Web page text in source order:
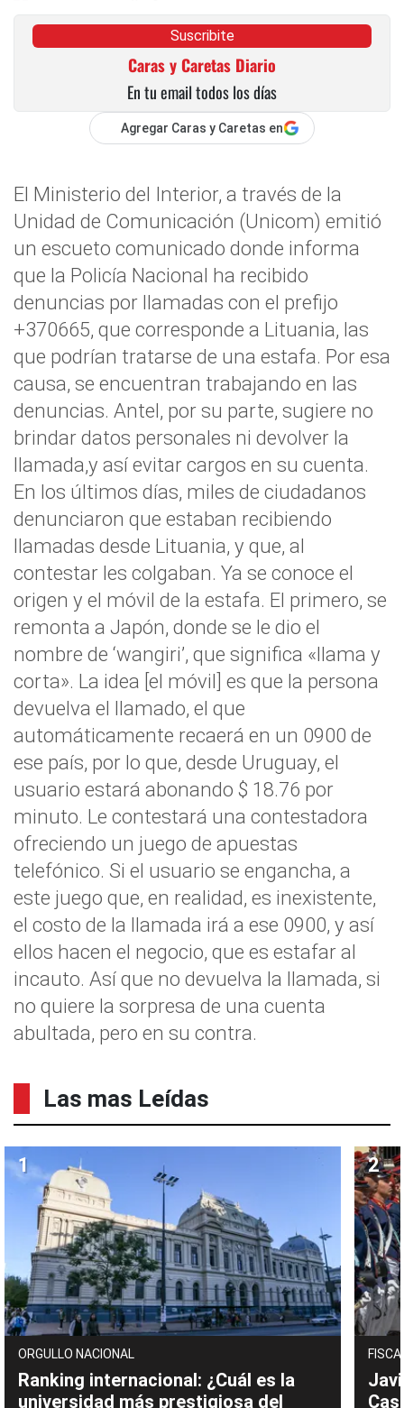
Suscribite
Caras y Caretas Diario
En tu email todos los días
Agregar Caras y Caretas en
El Ministerio del Interior, a través de la
Unidad de Comunicación (Unicom) emitió
un escueto comunicado donde informa
que la Policía Nacional ha recibido
denuncias por llamadas con el prefijo
+370665, que corresponde a Lituania, las
que podrían tratarse de una estafa. Por esa
causa, se encuentran trabajando en las
denuncias. Antel, por su parte, sugiere no
brindar datos personales ni devolver la
llamada,y así evitar cargos en su cuenta.
En los últimos días, miles de ciudadanos
denunciaron que estaban recibiendo
llamadas desde Lituania, y que, al
contestar les colgaban. Ya se conoce el
origen y el móvil de la estafa. El primero, se
remonta a Japón, donde se le dio el
nombre de ‘wangiri’, que significa «llama y
corta». La idea [el móvil] es que la persona
devuelva el llamado, el que
automáticamente recaerá en un 0900 de
ese país, por lo que, desde Uruguay, el
usuario estará abonando $ 18.76 por
minuto. Le contestará una contestadora
ofreciendo un juego de apuestas
telefónico. Si el usuario se engancha, a
este juego que, en realidad, es inexistente,
el costo de la llamada irá a ese 0900, y así
ellos hacen el negocio, que es estafar al
incauto. Así que no devuelva la llamada, si
no quiere la sorpresa de una cuenta
abultada, pero en su contra.
Las mas Leídas
ORGULLO NACIONAL
Ranking internacional: ¿Cuál es la
universidad más prestigiosa del